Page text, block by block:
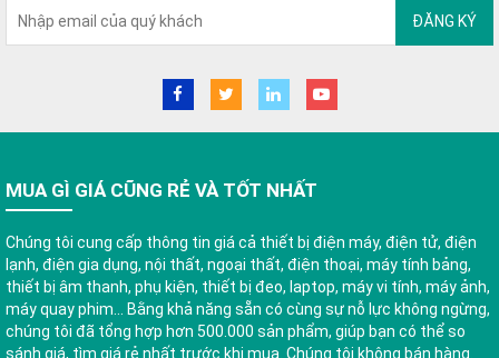
ĐĂNG KÝ
MUA GÌ GIÁ CŨNG RẺ VÀ TỐT NHẤT
Chúng tôi cung cấp thông tin giá cả thiết bị điện máy, điện tử, điện
lạnh, điện gia dụng, nội thất, ngoại thất, điện thoại, máy tính bảng,
thiết bị âm thanh, phụ kiện, thiết bị đeo, laptop, máy vi tính, máy ảnh,
máy quay phim... Bằng khả năng sẵn có cùng sự nỗ lực không ngừng,
chúng tôi đã tổng hợp hơn 500.000 sản phẩm, giúp bạn có thể so
sánh giá, tìm giá rẻ nhất trước khi mua. Chúng tôi không bán hàng.